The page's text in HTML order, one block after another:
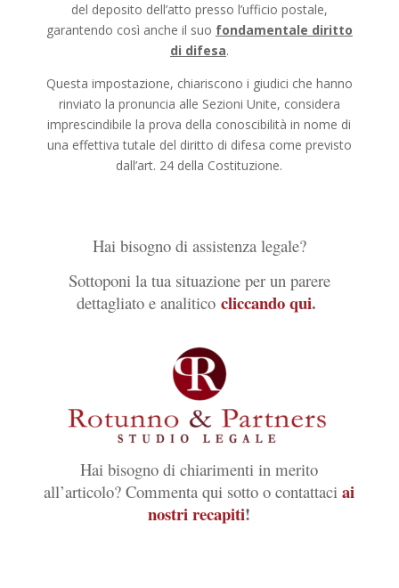
del deposito dell’atto presso l’ufficio postale,
garantendo così anche il suo fondamentale diritto
di difesa.
Questa impostazione, chiariscono i giudici che hanno
rinviato la pronuncia alle Sezioni Unite, considera
imprescindibile la prova della conoscibilità in nome di
una effettiva tutale del diritto di difesa come previsto
dall’art. 24 della Costituzione.
Hai bisogno di assistenza legale?
Sottoponi la tua situazione per un parere
dettagliato e analiticocliccando qui.
Hai bisogno di chiarimenti in merito
all’articolo? Commenta qui sotto o contattaciai
nostri recapiti!